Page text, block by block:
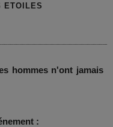
ETOILES
hommes n'ont jamais
: